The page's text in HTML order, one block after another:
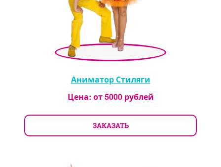
Аниматор Стиляги
Цена: от5000рублей
ЗАКАЗАТЬ